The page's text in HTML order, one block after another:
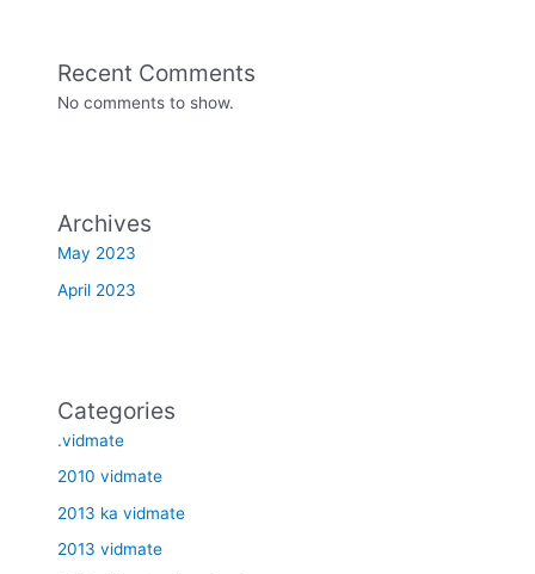
Recent Comments
No comments to show.
Archives
May 2023
April 2023
Categories
.vidmate
2010 vidmate
2013 ka vidmate
2013 vidmate